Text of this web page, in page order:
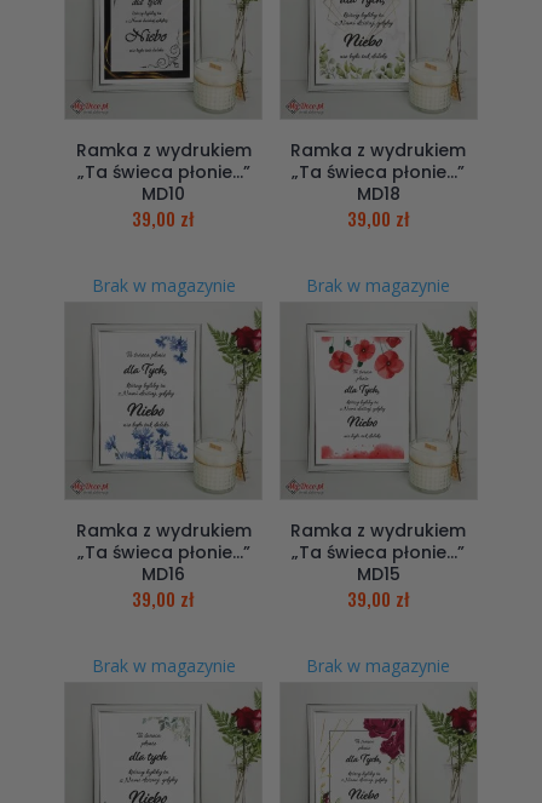
Ramka z wydrukiem
„Ta świeca płonie…”
MD10
39,00 zł
Ramka z wydrukiem
„Ta świeca płonie…”
MD18
39,00 zł
Brak w magazynie
Ramka z wydrukiem
„Ta świeca płonie…”
MD16
39,00 zł
Brak w magazynie
Ramka z wydrukiem
„Ta świeca płonie…”
MD15
39,00 zł
Brak w magazynie Brak w magazynie